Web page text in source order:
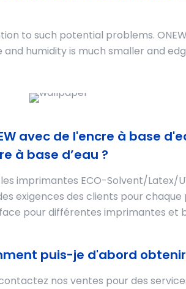
to such potential problems.
humidity is much smaller and
avec de l'encre à base
à base d’eau ?
imprimantes ECO-Solvent/Latex/
exigences des clients pour
pour différentes imprimantes et
puis-je d'abord
nos ventes pour des